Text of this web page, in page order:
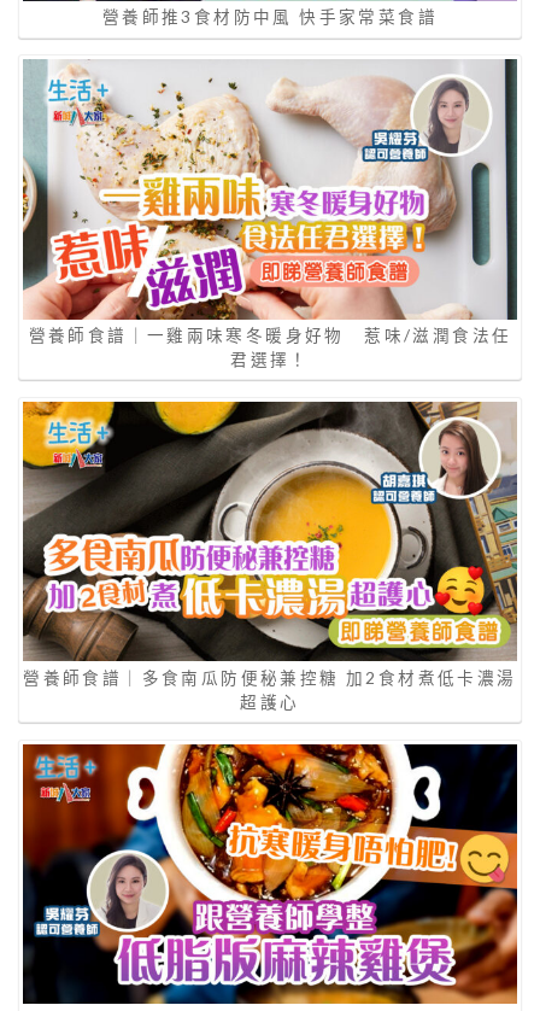
營養師推3食材防中風 快手家常菜食譜
營養師食譜｜一雞兩味寒冬暖身好物 惹味/滋潤食法任
君選擇！
營養師食譜｜多食南瓜防便秘兼控糖 加2食材煮低卡濃湯
超護心